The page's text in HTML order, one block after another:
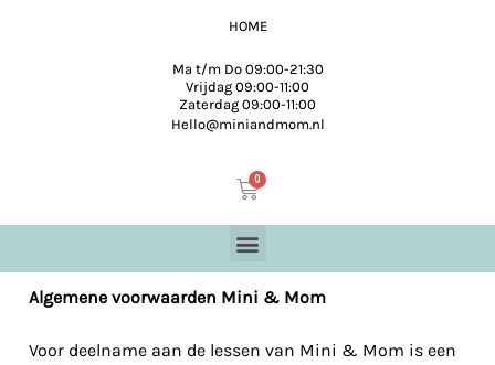
HOME
Ma t/m Do 09:00-21:30
Vrijdag 09:00-11:00
Zaterdag 09:00-11:00
Hello@miniandmom.nl
Algemene voorwaarden Mini & Mom
Voor deelname aan de lessen van Mini & Mom is een